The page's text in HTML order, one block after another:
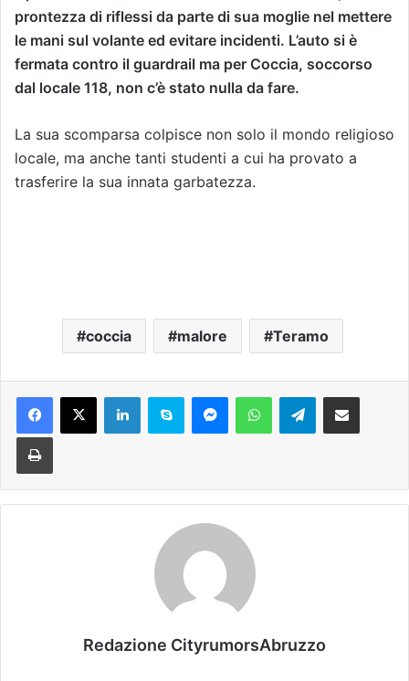
prontezza di riflessi da parte di sua moglie nel mettere
le mani sul volante ed evitare incidenti. L’auto si è
fermata contro il guardrail ma per Coccia, soccorso
dal locale 118, non c’è stato nulla da fare.
La sua scomparsa colpisce non solo il mondo religioso
locale, ma anche tanti studenti a cui ha provato a
trasferire la sua innata garbatezza.
coccia malore Teramo
Telegram
Redazione CityrumorsAbruzzo